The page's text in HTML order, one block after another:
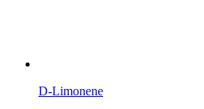
D-Limonene